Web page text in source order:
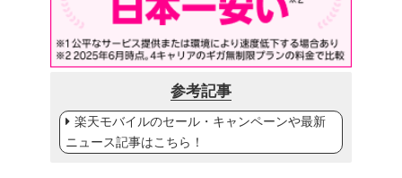
参考記事
楽天モバイルのセール・キャンペーンや最新
ニュース記事はこちら！